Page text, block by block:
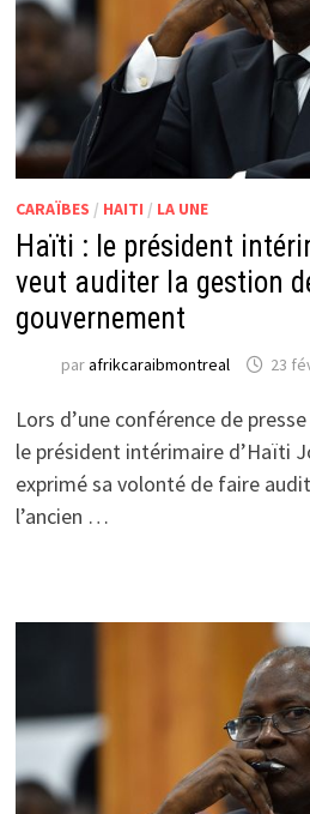
CARAÏBES / HAITI / LA UNE
Haïti : le président
veut auditer la gestion
gouvernement
parafrikcaraibmontreal 23
Lors d’une conférence de
le président intérimaire d’Haïti
exprimé sa volonté de faire
l’ancien …